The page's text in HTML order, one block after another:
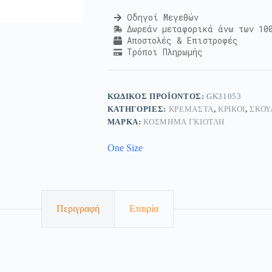
Οδηγοί Μεγεθών
Δωρεάν μεταφορικά άνω των
Αποστολές & Επιστροφές
Τρόποι Πληρωμής
ΚΩΔΙΚΌΣ ΠΡΟΪΌΝΤΟΣ:GK31053
ΚΑΤΗΓΟΡΊΕΣ: ΚΡΕΜΑΣΤΆ,ΚΡΊΚΟΙ,
ΜΆΡΚΑ:ΚΟΣΜΗΜΑ ΓΚΙΟΤΛΗ
One Size
Περιγραφή Εταιρία